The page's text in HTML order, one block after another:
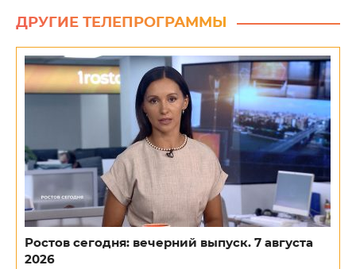
ДРУГИЕ ТЕЛЕПРОГРАММЫ
Ростов сегодня: вечерний выпуск. 7 августа
2026